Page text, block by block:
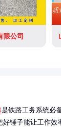
限公司
是铁路工务系统必
好锤子能让工作效